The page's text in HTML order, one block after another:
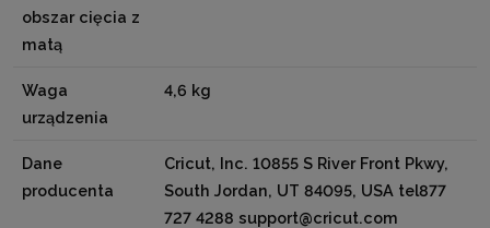
obszar cięcia z
matą
Waga
urządzenia
4,6 kg
Dane
producenta
Cricut, Inc. 10855 S River Front Pkwy,
South Jordan, UT 84095, USA tel877
727 4288 support@cricut.com